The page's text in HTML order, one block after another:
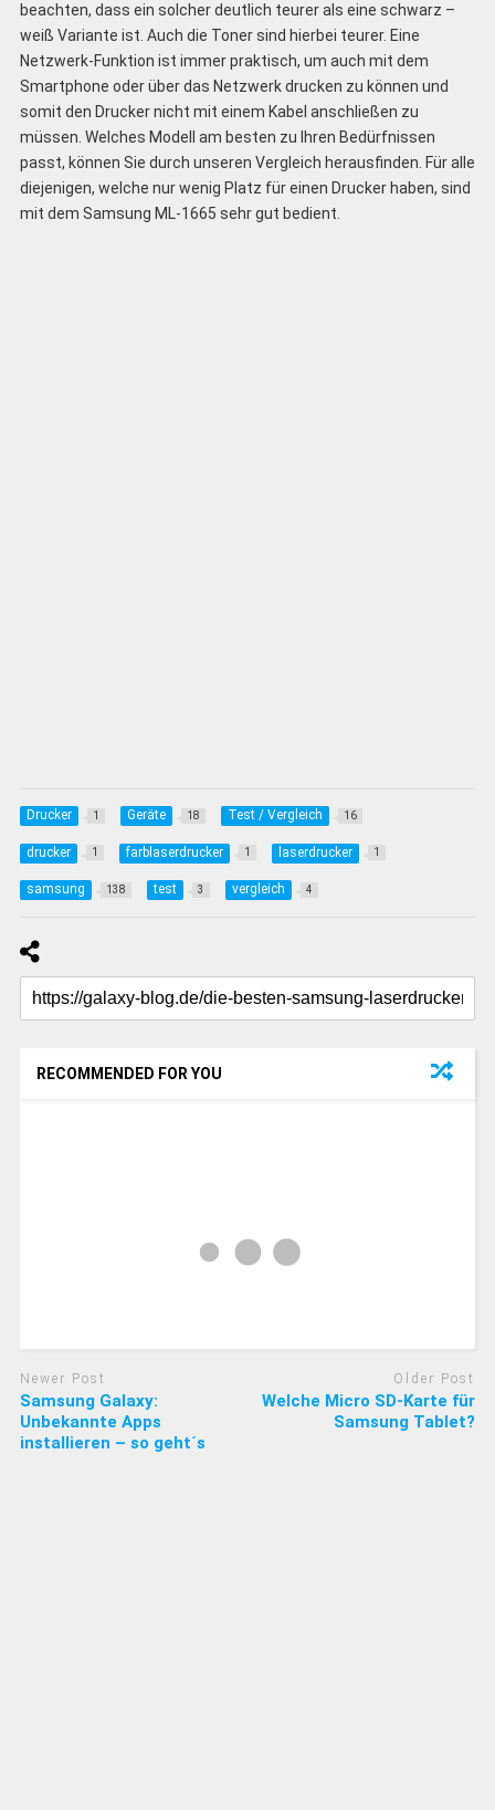
beachten, dass ein solcher deutlich teurer als eine schwarz –
weiß Variante ist. Auch die Toner sind hierbei teurer. Eine
Netzwerk-Funktion ist immer praktisch, um auch mit dem
Smartphone oder über das Netzwerk drucken zu können und
somit den Drucker nicht mit einem Kabel anschließen zu
müssen. Welches Modell am besten zu Ihren Bedürfnissen
passt, können Sie durch unseren Vergleich herausfinden. Für alle
diejenigen, welche nur wenig Platz für einen Drucker haben, sind
mit dem Samsung ML-1665 sehr gut bedient.
Drucker 1 Geräte 18 Test / Vergleich 16
drucker 1 farblaserdrucker 1 laserdrucker 1
samsung 138 test 3 vergleich 4
RECOMMENDED FOR YOU
Newer Post
Samsung Galaxy:
Unbekannte Apps
installieren – so geht´s
Older Post
Welche Micro SD-Karte für
Samsung Tablet?